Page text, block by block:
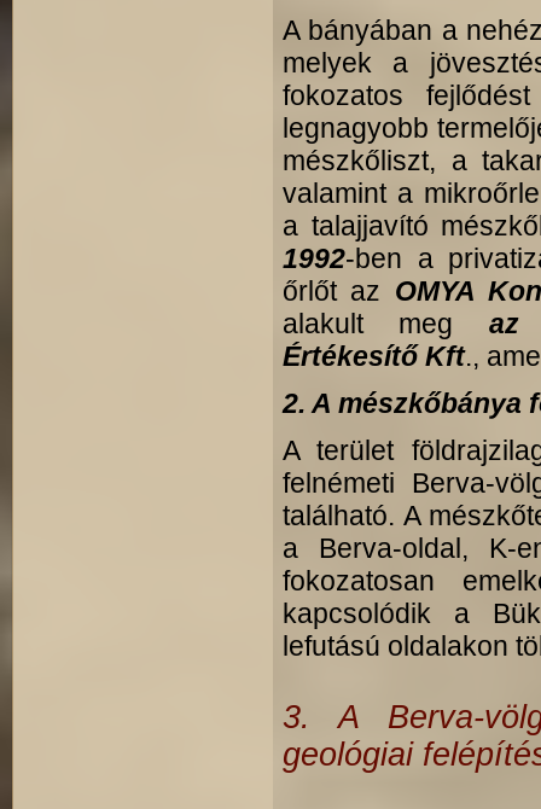
A bányában a
melyek a
fokozatos
legnagyobb
mészkőliszt, a
valamint a
a talajjavító
1992-ben a
őrlőt az OMYA
alakult meg az
Értékesítő Kft.,
2. A mészkőbánya
A terület
felnémeti Berva-
található. A
a Berva-oldal, K-
fokozatosan
kapcsolódik a
lefutású oldalakon
3. A Berva-
geológiai